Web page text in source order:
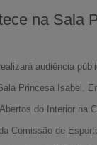
na Sala
audiência
Princesa Isabel.
do Interior na
Comissão de